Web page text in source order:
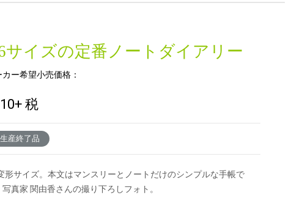
キャラクター・
学童用品
サイズの定番ノートダイアリー
カー希望小売価格：
+ 税
生産終了品
形サイズ。本文はマンスリーとノートだけのシンプルな手帳で
写真家 関由香さんの撮り下ろしフォト。